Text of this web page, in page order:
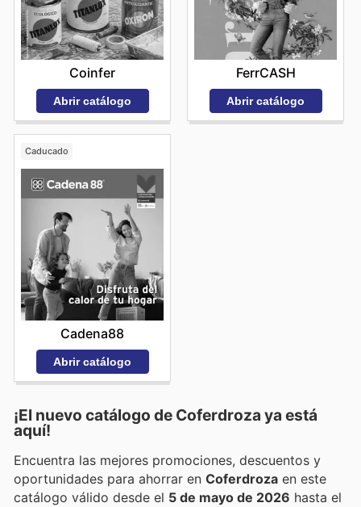
Coinfer
Abrir catálogo
FerrCASH
Abrir catálogo
Caducado
Cadena88
Abrir catálogo
¡El nuevo catálogo de Coferdroza ya está
aquí!
Encuentra las mejores promociones, descuentos y
oportunidades para ahorrar en Coferdroza en este
catálogo válido desde el 5 de mayo de 2026 hasta el